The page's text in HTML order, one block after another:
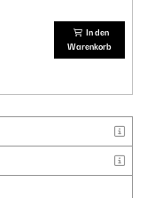
In den
Warenkorb